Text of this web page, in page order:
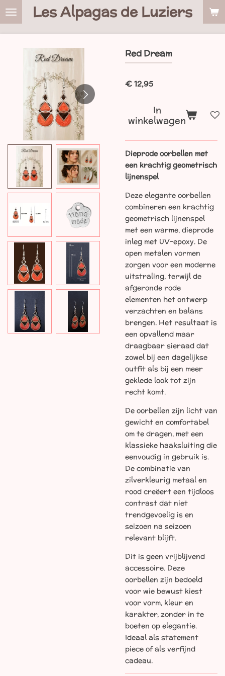
Ga
naar
hoofdinhoud
Les Alpagas de Luziers
Red Dream
€ 12,95
In
winkelwagen
Dieprode oorbellen met
een krachtig geometrisch
lijnenspel
Deze elegante oorbellen
combineren een krachtig
geometrisch lijnenspel
met een warme, dieprode
inleg met UV-epoxy. De
open metalen vormen
zorgen voor een moderne
uitstraling, terwijl de
afgeronde rode
elementen het ontwerp
verzachten en balans
brengen. Het resultaat is
een opvallend maar
draagbaar sieraad dat
zowel bij een dagelijkse
outfit als bij een meer
geklede look tot zijn
recht komt.
De oorbellen zijn licht van
gewicht en comfortabel
om te dragen, met een
klassieke haaksluiting die
eenvoudig in gebruik is.
De combinatie van
zilverkleurig metaal en
rood creëert een tijdloos
contrast dat niet
trendgevoelig is en
seizoen na seizoen
relevant blijft.
Dit is geen vrijblijvend
accessoire. Deze
oorbellen zijn bedoeld
voor wie bewust kiest
voor vorm, kleur en
karakter, zonder in te
boeten op elegantie.
Ideaal als statement
piece of als verfijnd
cadeau.